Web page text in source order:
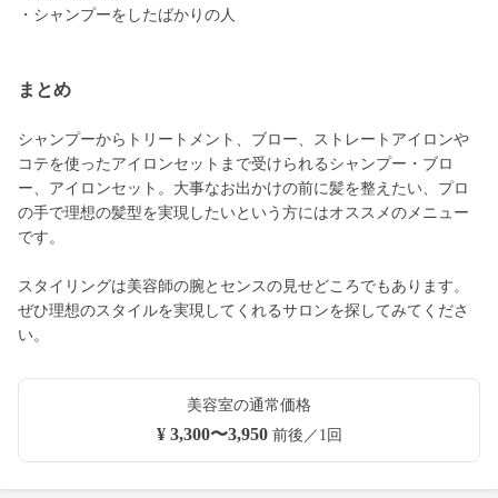
・シャンプーをしたばかりの人
まとめ
シャンプーからトリートメント、ブロー、ストレートアイロンや
コテを使ったアイロンセットまで受けられるシャンプー・ブロ
ー、アイロンセット。大事なお出かけの前に髪を整えたい、プロ
の手で理想の髪型を実現したいという方にはオススメのメニュー
です。
スタイリングは美容師の腕とセンスの見せどころでもあります。
ぜひ理想のスタイルを実現してくれるサロンを探してみてくださ
い。
美容室の通常価格
¥ 3,300〜3,950前後／1回